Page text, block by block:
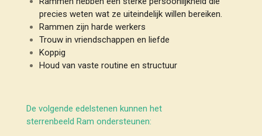
precies weten wat ze uiteindelijk willen bereiken.
Rammen zijn harde werkers
Trouw in vriendschappen en liefde
Koppig
Houd van vaste routine en structuur
De volgende edelstenen kunnen het
sterrenbeeld Ram ondersteunen: